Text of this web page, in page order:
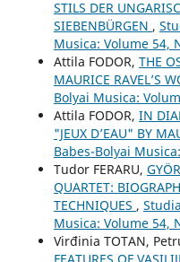
STILS DER
SIEBENBÜRGEN ,
Musica: Volume 54,
Attila FODOR, THE
MAURICE RAVEL’S
Bolyai Musica:
Attila FODOR, IN
"JEUX D’EAU" BY
Babes-Bolyai
Tudor FERARU,
QUARTET:
TECHNIQUES ,
Musica: Volume 54,
Virđinia TOTAN,